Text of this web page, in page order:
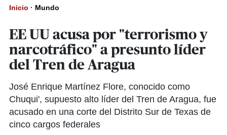
Inicio · Mundo
EE UU acusa por "terrorismo y
narcotráfico" a presunto líder
del Tren de Aragua
José Enrique Martínez Flore, conocido como
Chuqui', supuesto alto líder del Tren de Aragua, fue
acusado en una corte del Distrito Sur de Texas de
cinco cargos federales